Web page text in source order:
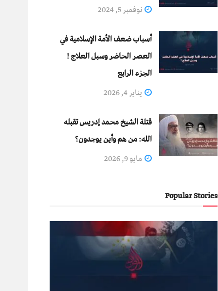
نوفمبر 5, 2024
أسباب ضعف الأمة الإسلامية في
العصر الحاضر وسبل العلاج !
الجزء الرابع
يناير 4, 2026
قتلة الشيخ محمد إدريس تقبله
الله: من هم وأين يوجدون؟
مايو 9, 2026
Popular Stories